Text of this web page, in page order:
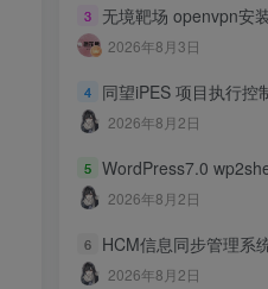
3 无境靶场 openvpn安
2026年8月3日
4 同望iPES 项目执行控制系统
2026年8月2日
5 WordPress7.0 wp2shell 未授权RCE（
2026年8月2日
6 HCM信息同步管理系统
2026年8月2日